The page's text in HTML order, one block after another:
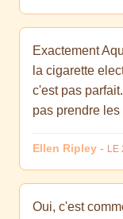
Exactement
la cigarette
c'est pas
pas prendre
Ellen Ripley - LE
Oui, c'est